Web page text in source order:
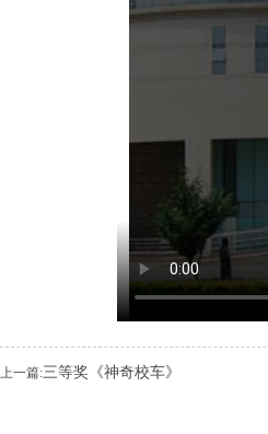
上一篇:三等奖《神奇校车》